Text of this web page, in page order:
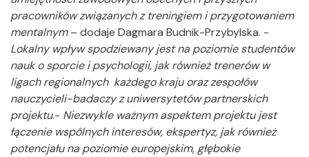
pracowników związanych z treningiem i przygotowaniem
mentalnym– dodaje Dagmara Budnik-Przybylska. -
Lokalny wpływ spodziewany jest na poziomie studentów
nauk o sporcie i psychologii, jak również trenerów w
ligach regionalnych każdego kraju oraz zespołów
nauczycieli-badaczy z uniwersytetów partnerskich
projektu.- Niezwykle ważnym aspektem projektu jest
łączenie wspólnych interesów, ekspertyz, jak również
potencjału na poziomie europejskim, głębokie